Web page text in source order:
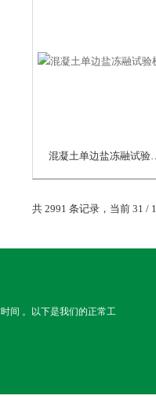
混凝土单
共 2991 条记录，当前 31 /
间 。以下是我们的正常工